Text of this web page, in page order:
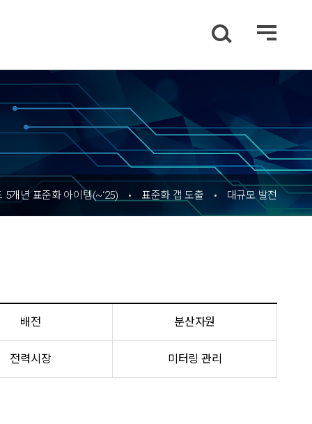
5개년 표준화 아이템(~‘25) 표준화 갭 도출 대규모 발전
배전 분산자원
전력시장 미터링 관리